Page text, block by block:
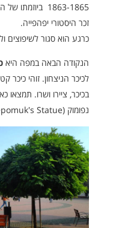
1863-1865
זכר היסטורי יפהפייה.
כרגע הוא סגור לשיפוצים
הנקודה הבאה במפה היא
לכיכר הניצחון. זוהי כיכר
בכיכר, ציירו ושרו. תמצאו
נפומוק (Nepomuk's Statue).